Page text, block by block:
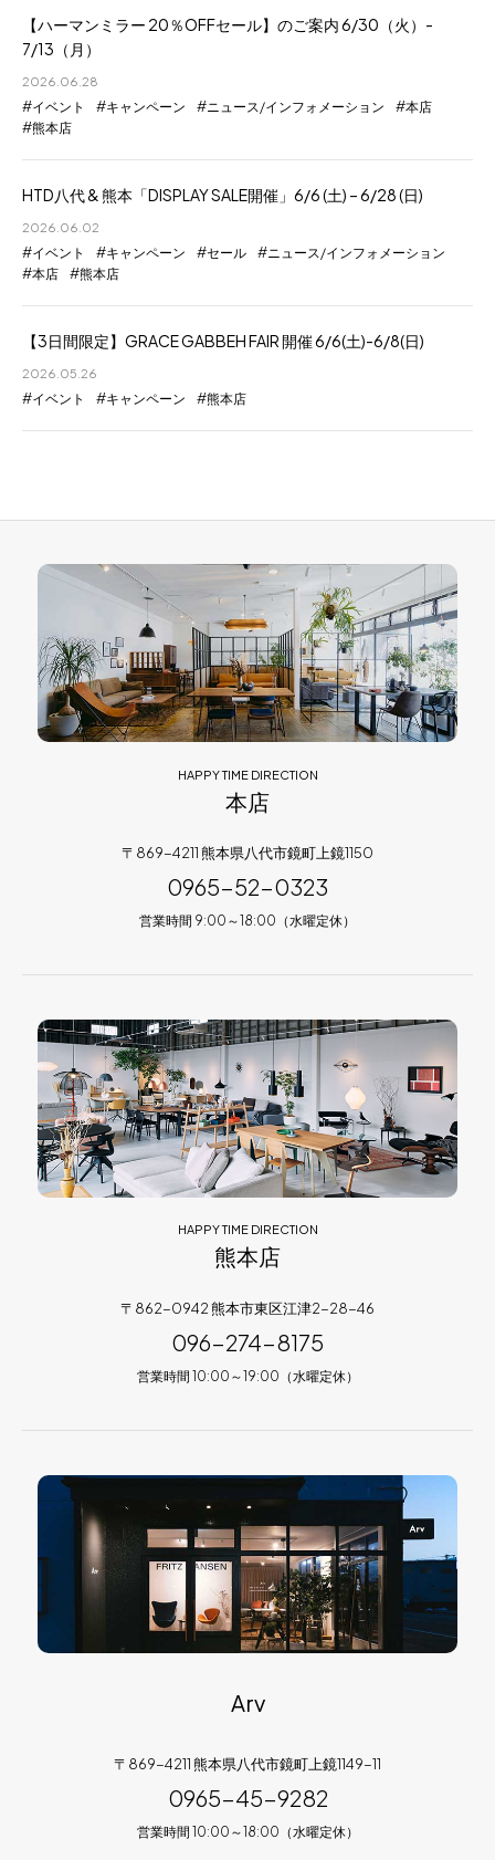
【ハーマンミラー 20％OFFセール】のご案内 6/30（火）-
7/13（月）
2026.06.28
イベント キャンペーン ニュース/インフォメーション
本店
熊本店
HTD八代 & 熊本「DISPLAY SALE開催」6/6 (土) – 6/28 (日)
2026.06.02
イベント キャンペーン セール
ニュース/インフォメーション
本店
熊本店
【3日間限定】GRACE GABBEH FAIR 開催 6/6(土)-6/8(日)
2026.05.26
イベント キャンペーン 熊本店
HAPPY TIME DIRECTION
本店
〒869-4211 熊本県八代市鏡町上鏡1150
0965-52-0323
営業時間 9:00～18:00（水曜定休）
HAPPY TIME DIRECTION
熊本店
〒862-0942 熊本市東区江津2-28-46
096-274-8175
営業時間 10:00～19:00（水曜定休）
Arv
〒869-4211 熊本県八代市鏡町上鏡1149-11
0965-45-9282
営業時間 10:00～18:00（水曜定休）